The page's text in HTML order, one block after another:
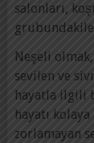
salonları,
Neşeli
sevilen ve
hayatla ilgili
hayatı
zorlamayan